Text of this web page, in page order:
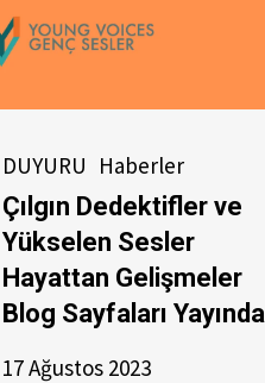
DUYURU Haberler
Çılgın Dedektifler ve
Yükselen Sesler
Hayattan Gelişmeler
Blog Sayfaları Yayında
17 Ağustos 2023